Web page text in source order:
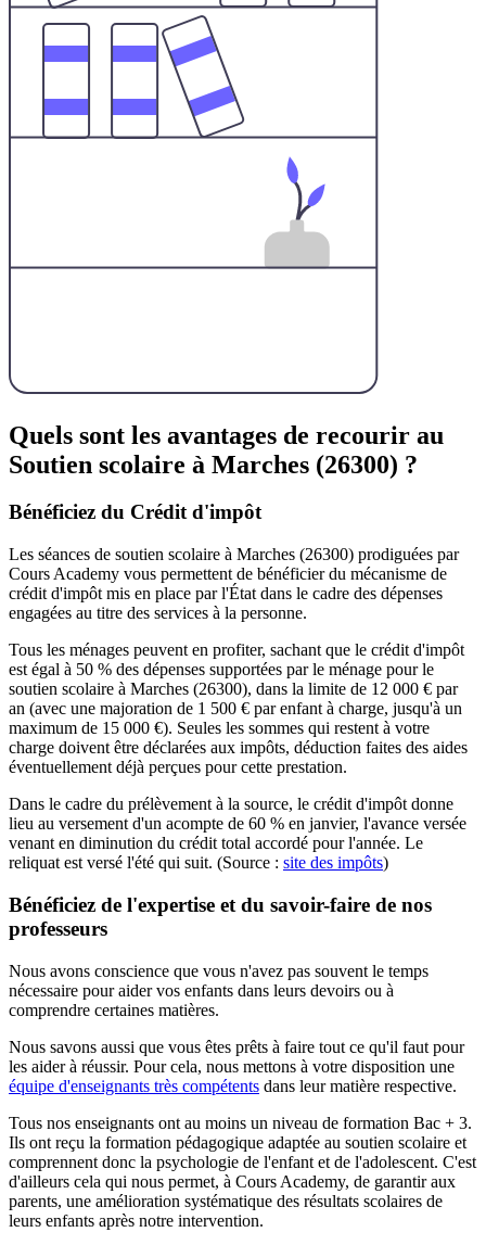
Quels sont les avantages de recourir au
Soutien scolaire à Marches (26300) ?
Bénéficiez du Crédit d'impôt
Les séances de soutien scolaire à Marches (26300) prodiguées par
Cours Academy vous permettent de bénéficier du mécanisme de
crédit d'impôt mis en place par l'État dans le cadre des dépenses
engagées au titre des services à la personne.
Tous les ménages peuvent en profiter, sachant que le crédit d'impôt
est égal à 50 % des dépenses supportées par le ménage pour le
soutien scolaire à Marches (26300), dans la limite de 12 000 € par
an (avec une majoration de 1 500 € par enfant à charge, jusqu'à un
maximum de 15 000 €). Seules les sommes qui restent à votre
charge doivent être déclarées aux impôts, déduction faites des aides
éventuellement déjà perçues pour cette prestation.
Dans le cadre du prélèvement à la source, le crédit d'impôt donne
lieu au versement d'un acompte de 60 % en janvier, l'avance versée
venant en diminution du crédit total accordé pour l'année. Le
reliquat est versé l'été qui suit. (Source : site des impôts)
Bénéficiez de l'expertise et du savoir-faire de nos
professeurs
Nous avons conscience que vous n'avez pas souvent le temps
nécessaire pour aider vos enfants dans leurs devoirs ou à
comprendre certaines matières.
Nous savons aussi que vous êtes prêts à faire tout ce qu'il faut pour
les aider à réussir. Pour cela, nous mettons à votre disposition une
équipe d'enseignants très compétents dans leur matière respective.
Tous nos enseignants ont au moins un niveau de formation Bac + 3.
Ils ont reçu la formation pédagogique adaptée au soutien scolaire et
comprennent donc la psychologie de l'enfant et de l'adolescent. C'est
d'ailleurs cela qui nous permet, à Cours Academy, de garantir aux
parents, une amélioration systématique des résultats scolaires de
leurs enfants après notre intervention.